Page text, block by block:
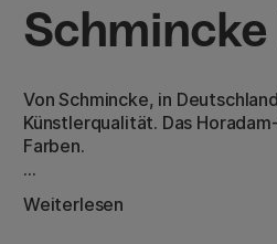
Von Schmincke, in
Künstlerqualität. Das
Farben.
112 der Farben haben die
Farben bestehen aus nur
Weiterlesen